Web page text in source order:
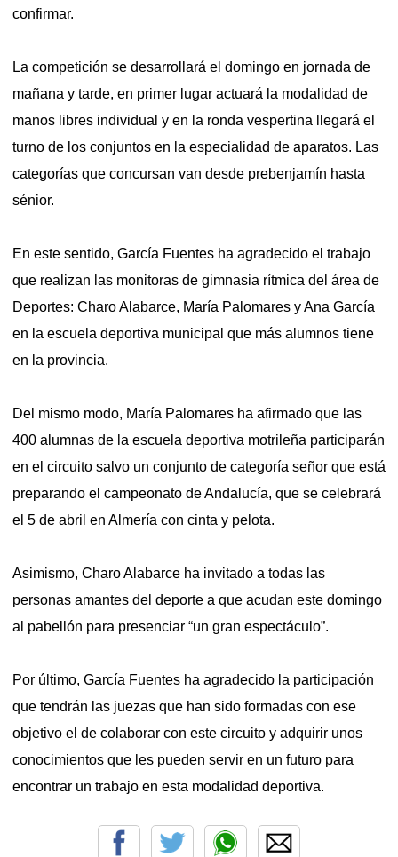
confirmar.
La competición se desarrollará el domingo en jornada de
mañana y tarde, en primer lugar actuará la modalidad de
manos libres individual y en la ronda vespertina llegará el
turno de los conjuntos en la especialidad de aparatos. Las
categorías que concursan van desde prebenjamín hasta
sénior.
En este sentido, García Fuentes ha agradecido el trabajo
que realizan las monitoras de gimnasia rítmica del área de
Deportes: Charo Alabarce, María Palomares y Ana García
en la escuela deportiva municipal que más alumnos tiene
en la provincia.
Del mismo modo, María Palomares ha afirmado que las
400 alumnas de la escuela deportiva motrileña participarán
en el circuito salvo un conjunto de categoría señor que está
preparando el campeonato de Andalucía, que se celebrará
el 5 de abril en Almería con cinta y pelota.
Asimismo, Charo Alabarce ha invitado a todas las
personas amantes del deporte a que acudan este domingo
al pabellón para presenciar “un gran espectáculo”.
Por último, García Fuentes ha agradecido la participación
que tendrán las juezas que han sido formadas con ese
objetivo el de colaborar con este circuito y adquirir unos
conocimientos que les pueden servir en un futuro para
encontrar un trabajo en esta modalidad deportiva.